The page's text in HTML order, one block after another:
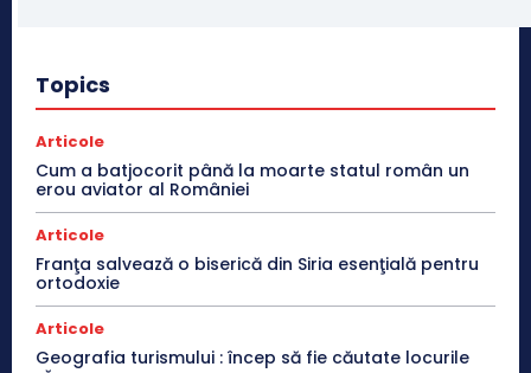
Topics
Articole
Cum a batjocorit până la moarte statul român un
erou aviator al României
Articole
Franţa salvează o biserică din Siria esenţială pentru
ortodoxie
Articole
Geografia turismului : încep să fie căutate locurile